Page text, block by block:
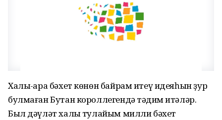
Халыҡ-ара бәхет көнөн байрам итеү идеяһын ҙур
булмаған Бутан короллегендә тәҡдим итәләр.
Был дәүләт халҡы тулайым милли бәхет